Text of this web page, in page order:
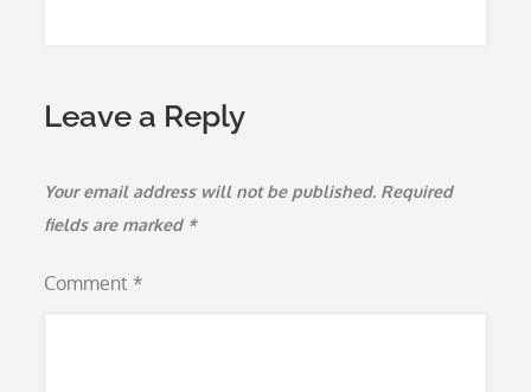
Leave a Reply
Your email address will not be published. Required
fields are marked *
Comment *